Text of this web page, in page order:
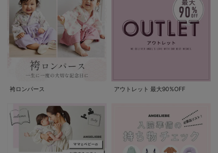
袴ロンパース アウトレット 最大90%OFF